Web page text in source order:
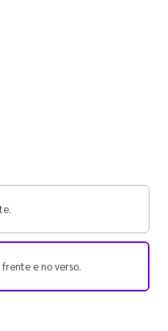
e no verso.